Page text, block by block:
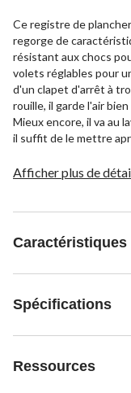
Ce registre de
regorge de
résistant aux chocs
volets réglables pour
d'un clapet d'arrêt à
rouille, il garde l'air
Mieux encore, il va au
il suffit de le mettre
Afficher plus de
Caractéristiques
Spécifications
Ressources